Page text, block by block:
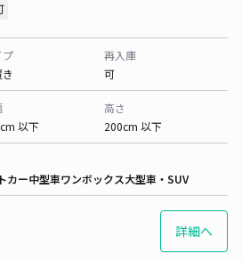
プ
再入庫
可
以下
高さ
200cm 以下
カー中型車ワンボックス大型車・SUV
詳細へ